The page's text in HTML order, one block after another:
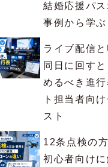
結婚応援パ
事例から学ぶ
ライブ配信
同日に回す
めるべき進
ト担当者向
スト
12条点検の
初心者向け